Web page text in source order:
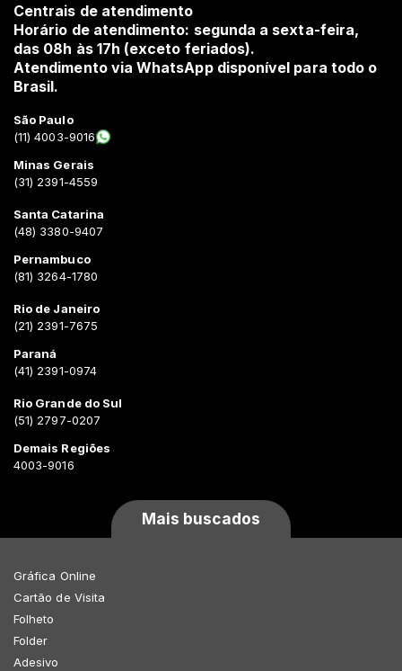
Centrais de atendimento
Horário de atendimento: segunda a sexta-feira,
das 08h às 17h (exceto feriados).
Atendimento via WhatsApp disponível para todo o
Brasil.
São Paulo
(11) 4003-9016
Minas Gerais
(31) 2391-4559
Santa Catarina
(48) 3380-9407
Pernambuco
(81) 3264-1780
Rio de Janeiro
(21) 2391-7675
Paraná
(41) 2391-0974
Rio Grande do Sul
(51) 2797-0207
Demais Regiões
4003-9016
Mais buscados
Gráfica Online
Cartão de Visita
Folheto
Folder
Adesivo